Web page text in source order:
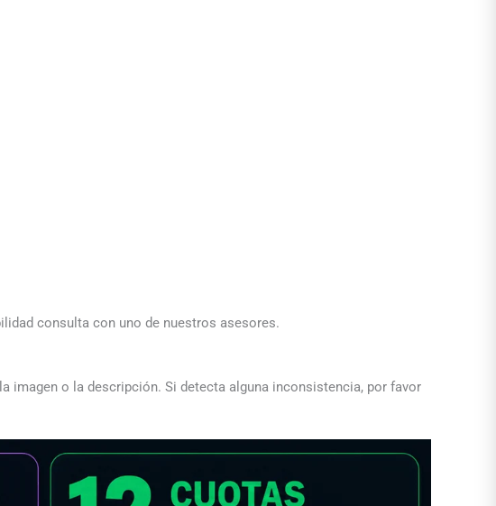
consulta con uno de nuestros asesores.
imagen o la descripción. Si detecta alguna inconsistencia, por favor